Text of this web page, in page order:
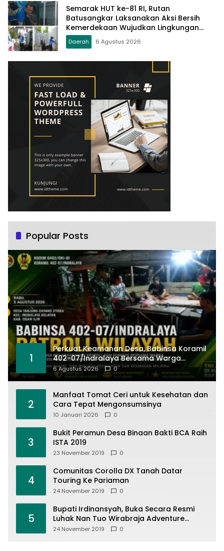
Semarak HUT ke-81 RI, Rutan
Batusangkar Laksanakan Aksi Bersih
Kemerdekaan Wujudkan Lingkungan
Bersih dan Sehat
Daerah 6 Agustus 2026
Popular Posts
1
Perkuat Keamanan Desa, Babinsa Koramil
402-07/Indralaya Bersama Warga
Aktifkan Siskamling dan Patroli Terpadu
6 Agustus 2026 0
2
Manfaat Tomat Ceri untuk Kesehatan dan
Cara Tepat Mengonsumsinya
10 Januari 2026 0
3
Bukit Peramun Desa Binaan Bakti BCA Raih
ISTA 2019
23 November 2019 0
4
Comunitas Corolla DX Tanah Datar
Touring Ke Pariaman
24 November 2019 0
5
Bupati Irdinansyah, Buka Secara Resmi
Luhak Nan Tuo Wirabraja Adventure
Offroad 2019
24 November 2019 0